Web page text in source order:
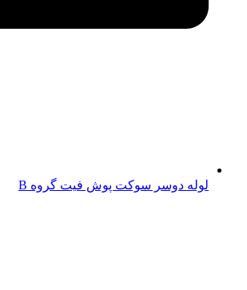
لوله دوسر سوکت پوش فیت گروه B